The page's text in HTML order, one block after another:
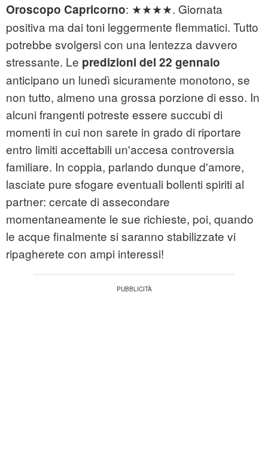
Oroscopo Capricorno: ★★★★. Giornata
positiva ma dai toni leggermente flemmatici. Tutto
potrebbe svolgersi con una lentezza davvero
stressante. Le predizioni del 22 gennaio
anticipano un lunedì sicuramente monotono, se
non tutto, almeno una grossa porzione di esso. In
alcuni frangenti potreste essere succubi di
momenti in cui non sarete in grado di riportare
entro limiti accettabili un'accesa controversia
familiare. In coppia, parlando dunque d'amore,
lasciate pure sfogare eventuali bollenti spiriti al
partner: cercate di assecondare
momentaneamente le sue richieste, poi, quando
le acque finalmente si saranno stabilizzate vi
ripagherete con ampi interessi!